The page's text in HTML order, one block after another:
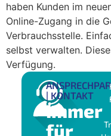
haben Kunden im
Online-Zugang in die
Verbrauchsstelle.
selbst verwalten.
Verfügung.
| KONTAKT
Immer
für